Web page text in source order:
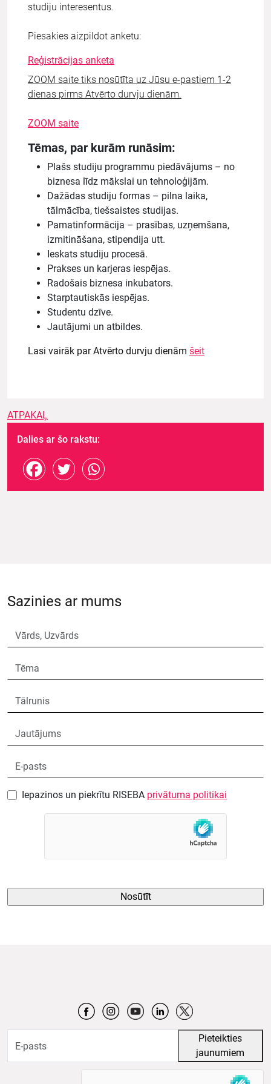
studiju interesentus.
Piesakies aizpildot anketu:
Reģistrācijas anketa
ZOOM saite tiks nosūtīta uz Jūsu e-pastiem 1-2
dienas pirms Atvērto durvju dienām.
ZOOM saite
Tēmas, par kurām runāsim:
Plašs studiju programmu piedāvājums – no
biznesa līdz mākslai un tehnoloģijām.
Dažādas studiju formas – pilna laika,
tālmācība, tiešsaistes studijas.
Pamatinformācija – prasības, uzņemšana,
izmitināšana, stipendija utt.
Ieskats studiju procesā.
Prakses un karjeras iespējas.
Radošais biznesa inkubators.
Starptautiskās iespējas.
Studentu dzīve.
Jautājumi un atbildes.
Lasi vairāk par Atvērto durvju dienām šeit
ATPAKAĻ
Dalies ar šo rakstu:
Sazinies ar mums
Iepazinos un piekrītu RISEBA privātuma politikai